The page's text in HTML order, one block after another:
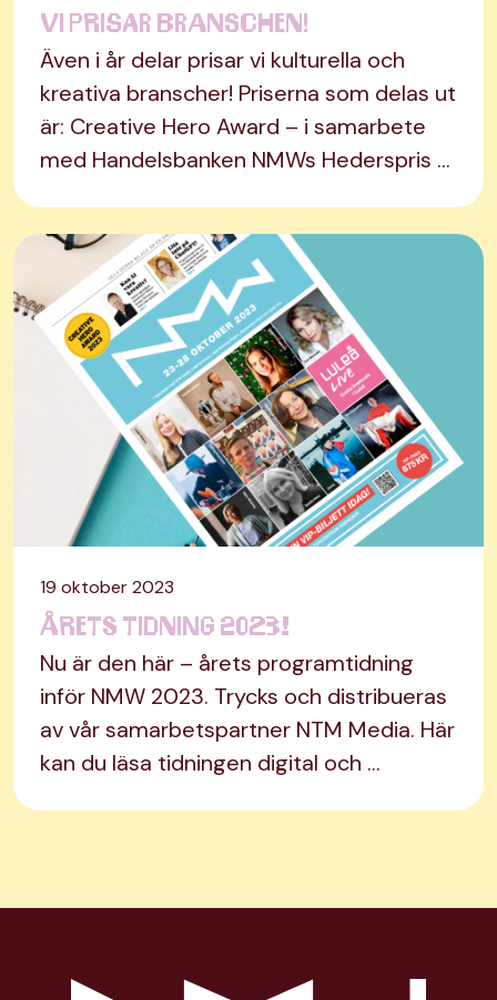
Vi prisar branschen!
Även i år delar prisar vi kulturella och
kreativa branscher! Priserna som delas ut
är: Creative Hero Award – i samarbete
med Handelsbanken NMWs Hederspris …
19 oktober 2023
Årets tidning 2023!
Nu är den här – årets programtidning
inför NMW 2023. Trycks och distribueras
av vår samarbetspartner NTM Media. Här
kan du läsa tidningen digital och …